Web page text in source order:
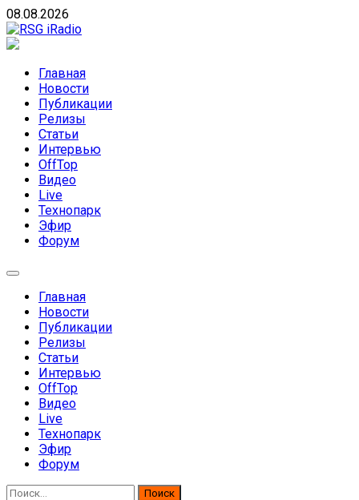
Skip
to
content
08.08.2026
направлений без возрастных ограничений
Главная
Новости
Публикации
Релизы
Статьи
Интервью
OffTop
Видео
Live
Технопарк
Эфир
Форум
Главная
Новости
Публикации
Релизы
Статьи
Интервью
OffTop
Видео
Live
Технопарк
Эфир
Форум
Найти: